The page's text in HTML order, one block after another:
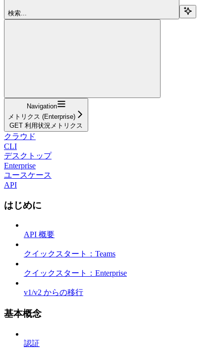
検索...
Navigation
メトリクス (Enterprise)
GET 利用状況メトリクス
クラウド
CLI
デスクトップ
Enterprise
ユースケース
API
はじめに
API 概要
クイックスタート：Teams
クイックスタート：Enterprise
v1/v2 からの移行
基本概念
認証